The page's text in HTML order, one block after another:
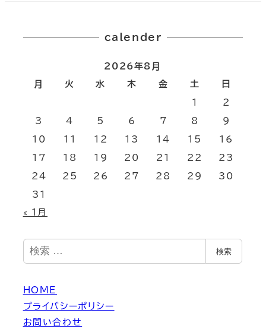
calender
2026年8月
月
火 水 木 金 土 日
1 2
3 4 5 6 7 8 9
10 11 12 13 14 15 16
17 18 19 20 21 22 23
24 25 26 27 28 29 30
31
« 1月
検
索
検索
HOME
プライバシーポリシー
お問い合わせ